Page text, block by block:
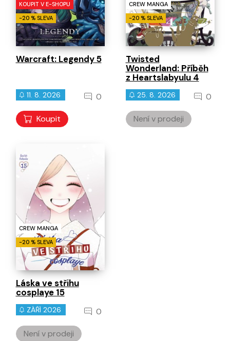
KOUPIT V E-SHOPU
-20 % SLEVA
Warcraft: Legendy 5
11. 8. 2026 0
Koupit
CREW MANGA
-20 % SLEVA
Twisted
Wonderland: Příběh
z Heartslabyulu 4
25. 8. 2026 0
Není v prodeji
CREW MANGA
-20 % SLEVA
Láska ve střihu
cosplaye 15
ZÁŘÍ 2026 0
Není v prodeji